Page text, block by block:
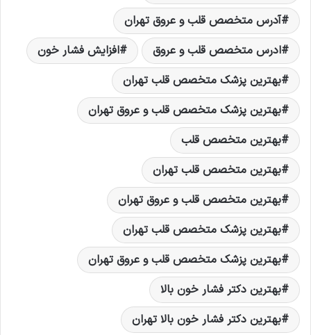
آدرس متخصص قلب و عروق تهران
ادرس متخصص قلب و عروق
افزایش فشار خون
بهترين پزشک متخصص قلب تهران
بهترين پزشک متخصص قلب و عروق تهران
بهترين متخصص قلب
بهترين متخصص قلب تهران
بهترين متخصص قلب و عروق تهران
بهترین پزشک متخصص قلب تهران
بهترین پزشک متخصص قلب و عروق تهران
بهترین دکتر فشار خون بالا
بهترین دکتر فشار خون بالا تهران